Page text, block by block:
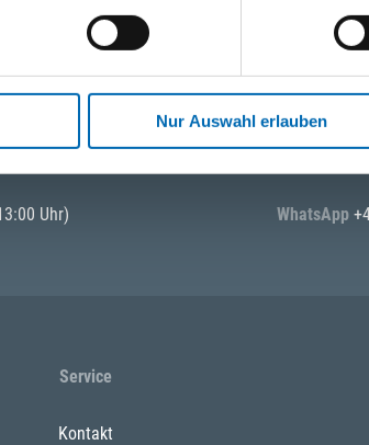
Nur Auswahl erlauben
und Anwendungen. Bleiben Sie über Ihre
Uhr) WhatsApp
Service
Kontakt